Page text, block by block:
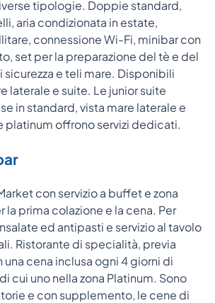
tipologie. Doppie standard,
aria condizionata in estate,
connessione Wi-Fi, minibar con
set per la preparazione del tè e del
e teli mare. Disponibili
laterale e suite. Le junior suite
in standard, vista mare laterale e
platinum offrono servizi dedicati.
con servizio a buffet e zona
la prima colazione e la cena. Per
ed antipasti e servizio al tavolo
Ristorante di specialità, previa
cena inclusa ogni 4 giorni di
cui uno nella zona Platinum. Sono
e con supplemento, le cene di